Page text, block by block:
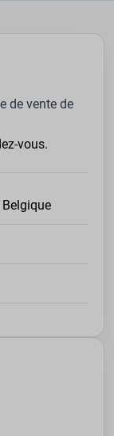
de vente de
vous.